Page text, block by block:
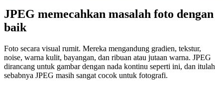
JPEG memecahkan masalah foto dengan
baik
Foto secara visual rumit. Mereka mengandung gradien, tekstur,
noise, warna kulit, bayangan, dan ribuan atau jutaan warna. JPEG
dirancang untuk gambar dengan nada kontinu seperti ini, dan itulah
sebabnya JPEG masih sangat cocok untuk fotografi.